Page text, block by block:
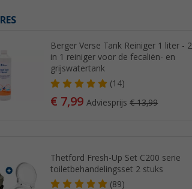
Berger Verse Tank Reiniger 1 liter - 2
in 1 reiniger voor de fecaliën- en
grijswatertank
(14)
€ 7,99Adviesprijs€ 13,99
Thetford Fresh-Up Set C200 serie
toiletbehandelingsset 2 stuks
(89)